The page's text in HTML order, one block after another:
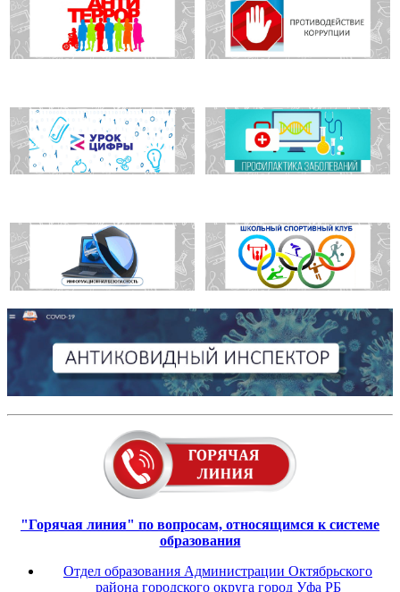
"Горячая линия" по вопросам, относящимся к системе
образования
Отдел образования Администрации Октябрьского
района городского округа город Уфа РБ